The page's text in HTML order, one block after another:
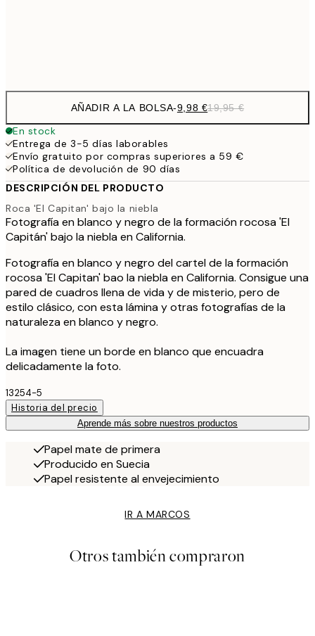
AÑADIR A LA BOLSA-9,98 €19,95 €
En stock
Entrega de 3-5 días laborables
Envío gratuito por compras superiores a 59 €
Política de devolución de 90 días
DESCRIPCIÓN DEL PRODUCTO
Roca 'El Capitan' bajo la niebla
Fotografía en blanco y negro de la formación rocosa 'El
Capitán' bajo la niebla en California.
Fotografía en blanco y negro del cartel de la formación
rocosa 'El Capitan' bao la niebla en California. Consigue una
pared de cuadros llena de vida y de misterio, pero de
estilo clásico, con esta lámina y otras fotografías de la
naturaleza en blanco y negro.
La imagen tiene un borde en blanco que encuadra
delicadamente la foto.
13254-5
Historia del precio
Aprende más sobre nuestros productos
Papel mate de primera
Producido en Suecia
Papel resistente al envejecimiento
IR A MARCOS
Otros también compraron